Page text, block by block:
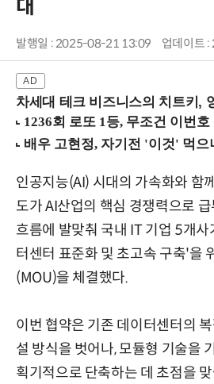
대
발행일 : 2025-08-21 13:09 업데이트
차세대 테크 비즈니스의 치트키, 양자컴퓨팅 기회를
인공지능(AI) 시대의 가속화와 함
도가 AI산업의 핵심 경쟁력으로
흐름에 발맞춰 국내 IT 기업 5개사
터센터 표준화 및 초고속 구축'을
(MOU)을 체결했다.
이번 협약은 기존 데이터센터의
설 방식을 벗어나, 모듈형 기술을
획기적으로 단축하는 데 초점을